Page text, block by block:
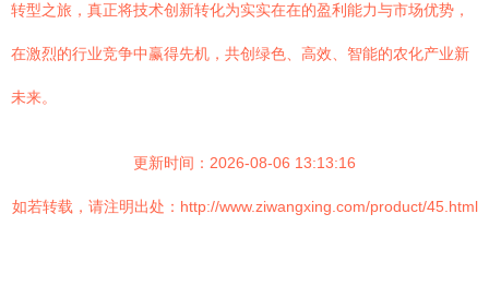
转型之旅，真正将技术创新转化为实实在在的盈利能力与市场优势，
在激烈的行业竞争中赢得先机，共创绿色、高效、智能的农化产业新
未来。
更新时间：2026-08-06 13:13:16
如若转载，请注明出处：http://www.ziwangxing.com/product/45.html